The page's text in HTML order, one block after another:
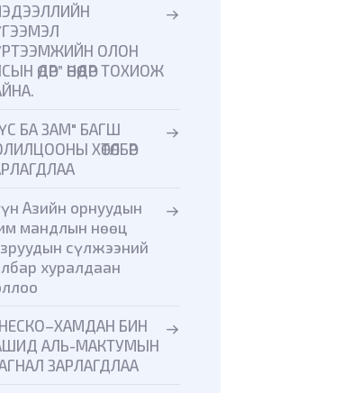
ОЛОН
ӨДӨР” ӨНӨӨДӨР ТОХИОЖ
БА ЗАМ" БАГШ
ХӨТӨЛБӨР
Азийн орнуудын
мандлын нөөц
сүлжээний
хуралдаан
БИН
АЛЬ-МАКТУМЫН
ЗАРЛАГДЛАА